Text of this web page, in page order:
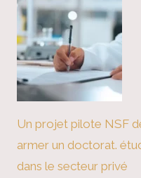
Un projet pilote NSF
armer un doctorat.
dans le secteur privé